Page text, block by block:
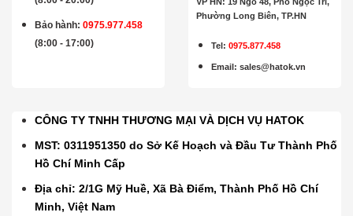
Bảo hành:0975.977.458
(8:00 - 17:00)
Phường Long Biên, TP.HN
Tel: 0975.877.458
Email:sales@hatok.vn
CÔNG TY TNHH THƯƠNG MẠI VÀ DỊCH VỤ HATOK
MST: 0311951350 do Sở Kế Hoạch và Đầu Tư Thành Phố
Hồ Chí Minh Cấp
Địa chỉ: 2/1G Mỹ Huề, Xã Bà Điểm, Thành Phố Hồ Chí
Minh, Việt Nam